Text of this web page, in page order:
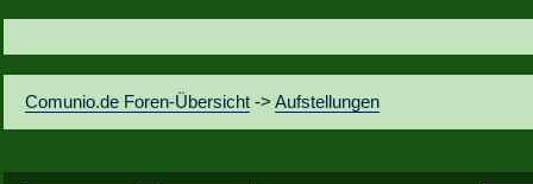
Vereinsdiskussion
Vereinsfragen
Comunio.de Foren-Übersicht ->Aufstellungen